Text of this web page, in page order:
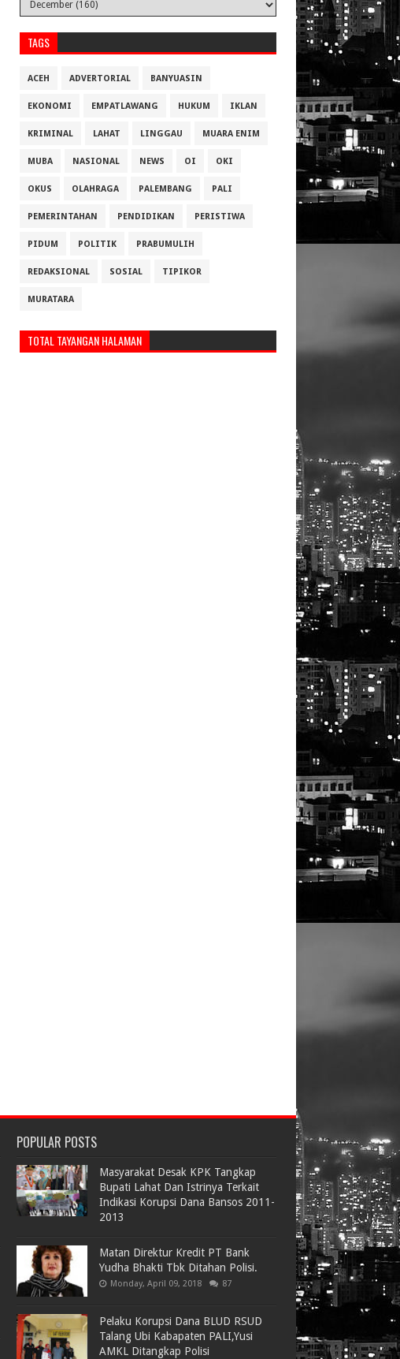
TAGS
ACEH ADVERTORIAL BANYUASIN
EKONOMI EMPATLAWANG HUKUM IKLAN
KRIMINAL LAHAT LINGGAU MUARA ENIM
MUBA NASIONAL NEWS OI OKI
OKUS OLAHRAGA PALEMBANG PALI
PEMERINTAHAN PENDIDIKAN PERISTIWA
PIDUM POLITIK PRABUMULIH
REDAKSIONAL SOSIAL TIPIKOR
MURATARA
TOTAL TAYANGAN HALAMAN
POPULAR POSTS
Masyarakat Desak KPK Tangkap
Bupati Lahat Dan Istrinya Terkait
Indikasi Korupsi Dana Bansos 2011-
2013
Matan Direktur Kredit PT Bank
Yudha Bhakti Tbk Ditahan Polisi.
Monday, April 09, 2018 87
Pelaku Korupsi Dana BLUD RSUD
Talang Ubi Kabapaten PALI,Yusi
AMKL Ditangkap Polisi